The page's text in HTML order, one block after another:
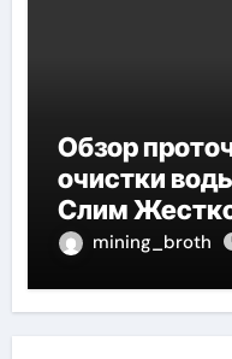
Обзор
очистки
Слим
mining_broth